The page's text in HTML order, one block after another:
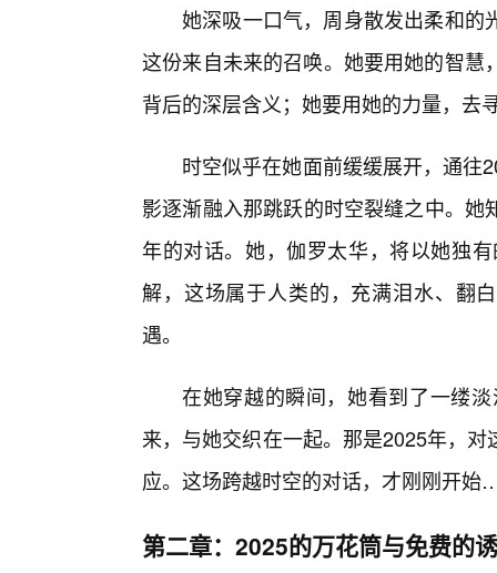
她深吸一口气，周身散发出柔和的
这份来自未来的召唤。她要用她的智慧
背后的深层含义；她要用她的力量，去
时空似乎在她面前缓缓展开，通往
影逐渐融入那跳跃的时空裂缝之中。
年的对话。她，伽罗太华，将以她独
解，这场属于人类的，充满泪水、翻
遇。
在她穿越的瞬间，她看到了一缕
来，与她交织在一起。那是2025年，
应。这场跨越时空的对话，才刚刚开
第二章：2025的万花筒与免费的